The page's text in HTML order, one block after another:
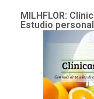
MILHFLOR:
Estudio